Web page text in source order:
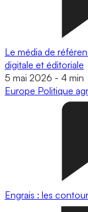
Le média de
digitale et éditoriale
5 mai 2026 - 4 min
Europe Politique
Engrais : les